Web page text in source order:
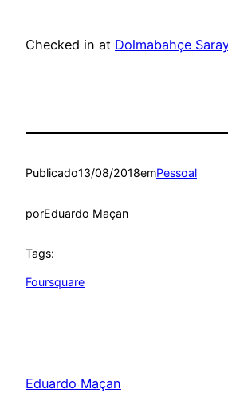
Checked in at Dolmabahçe
Publicado13/08/2018emPessoal
porEduardo Maçan
Tags:
Foursquare
Eduardo Maçan